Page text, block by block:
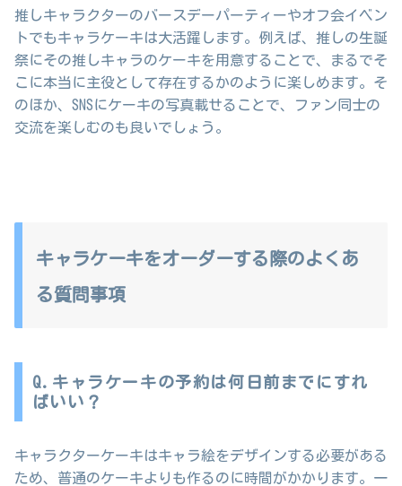
推しキャラクターのバースデーパーティーやオフ会イベン
トでもキャラケーキは大活躍します。例えば、推しの生誕
祭にその推しキャラのケーキを用意することで、まるでそ
こに本当に主役として存在するかのように楽しめます。そ
のほか、SNSにケーキの写真載せることで、ファン同士の
交流を楽しむのも良いでしょう。
キャラケーキをオーダーする際のよくあ
る質問事項
Q.キャラケーキの予約は何日前までにすれ
ばいい？
キャラクターケーキはキャラ絵をデザインする必要がある
ため、普通のケーキよりも作るのに時間がかかります。一